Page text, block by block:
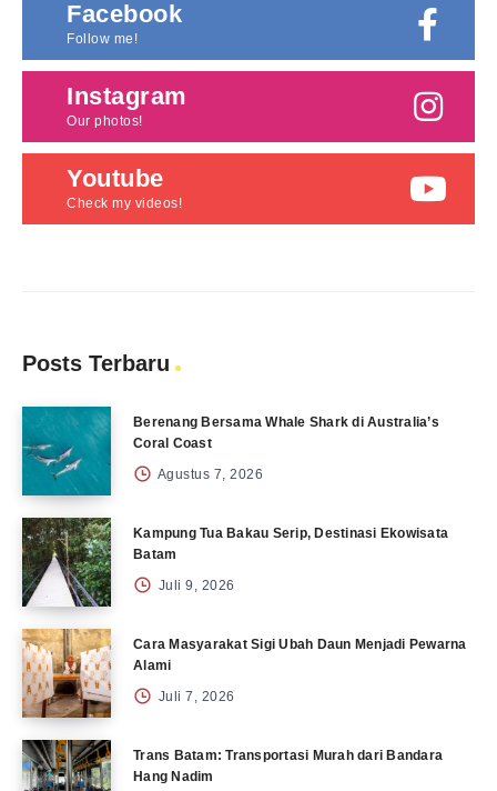
Facebook
Follow me!
Instagram
Our photos!
Youtube
Check my videos!
Posts Terbaru
Berenang Bersama Whale Shark di Australia’s
Coral Coast
Agustus 7, 2026
Kampung Tua Bakau Serip, Destinasi Ekowisata
Batam
Juli 9, 2026
Cara Masyarakat Sigi Ubah Daun Menjadi Pewarna
Alami
Juli 7, 2026
Trans Batam: Transportasi Murah dari Bandara
Hang Nadim